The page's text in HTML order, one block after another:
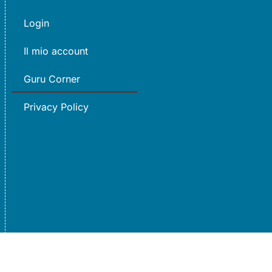
Login
Il mio account
Guru Corner
Privacy Policy